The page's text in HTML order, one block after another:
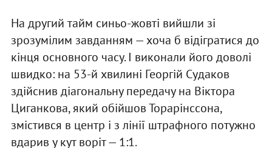
На другий тайм синьо-жовті вийшли зі
зрозумілим завданням — хоча б відігратися до
кінця основного часу. І виконали його доволі
швидко: на 53-й хвилині Георгій Судаков
здійснив діагональну передачу на Віктора
Циганкова, який обійшов Торарінссона,
змістився в центр і з лінії штрафного потужно
вдарив у кут воріт — 1:1.